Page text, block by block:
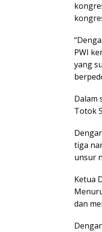
PWI
yang
Dalam
Totok
tiga
unsur
Ketua
dan